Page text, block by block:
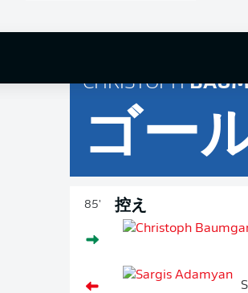
90'+ 1
CHRISTOPH
ゴー
85' 控え